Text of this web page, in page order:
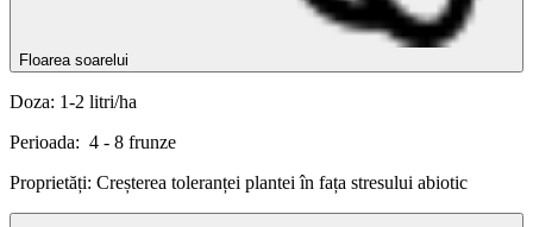
Floarea soarelui
Doza: 1-2 litri/ha
Perioada: 4 - 8 frunze
Proprietăți: Creșterea toleranței plantei în fața stresului abiotic